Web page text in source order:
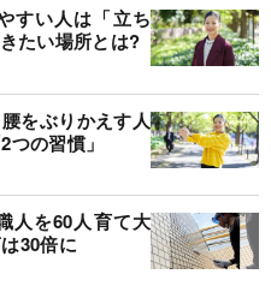
すい人は「立ち
たい場所とは?
をぶりかえす人
の習慣」
人を60人育て大
30倍に